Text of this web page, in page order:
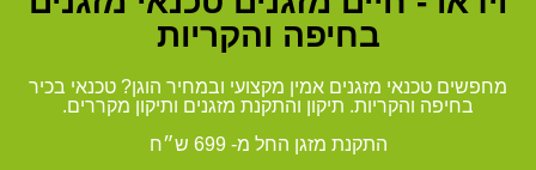
בחיפה והקריות
מחפשים טכנאי מזגנים אמין מקצועי ובמחיר הוגן? טכנאי בכיר
בחיפה והקריות. תיקון והתקנת מזגנים ותיקון מקררים.
התקנת מזגן החל מ- 699 ש״ח